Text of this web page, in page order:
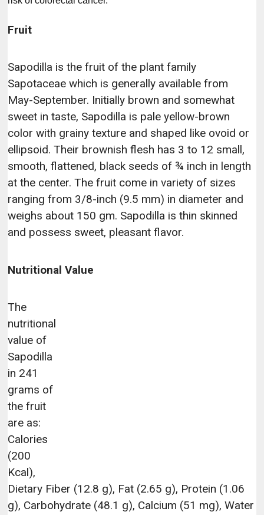
Fruit
Sapodilla is the fruit of the plant family
Sapotaceae which is generally available from
May-September. Initially brown and somewhat
sweet in taste, Sapodilla is pale yellow-brown
color with grainy texture and shaped like ovoid or
ellipsoid. Their brownish flesh has 3 to 12 small,
smooth, flattened, black seeds of ¾ inch in length
at the center. The fruit come in variety of sizes
ranging from 3/8-inch (9.5 mm) in diameter and
weighs about 150 gm. Sapodilla is thin skinned
and possess sweet, pleasant flavor.
Nutritional Value
The
nutritional
value of
Sapodilla
in 241
grams of
the fruit
are as:
Calories
(200
Kcal),
Dietary Fiber (12.8 g), Fat (2.65 g), Protein (1.06
g), Carbohydrate (48.1 g), Calcium (51 mg), Water